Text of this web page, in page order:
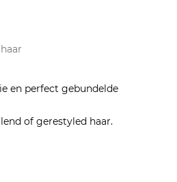
en perfect gebundelde
of gerestyled haar.